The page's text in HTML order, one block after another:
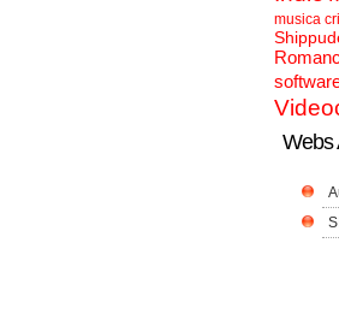
musica
Webs